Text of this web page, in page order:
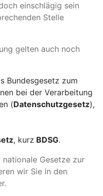
einschlägig sein
Stelle
gelten auch noch
Bundesgesetz zum
bei der Verarbeitung
(Datenschutzgesetz),
, kurz BDSG.
Gesetze zur
wir Sie in den